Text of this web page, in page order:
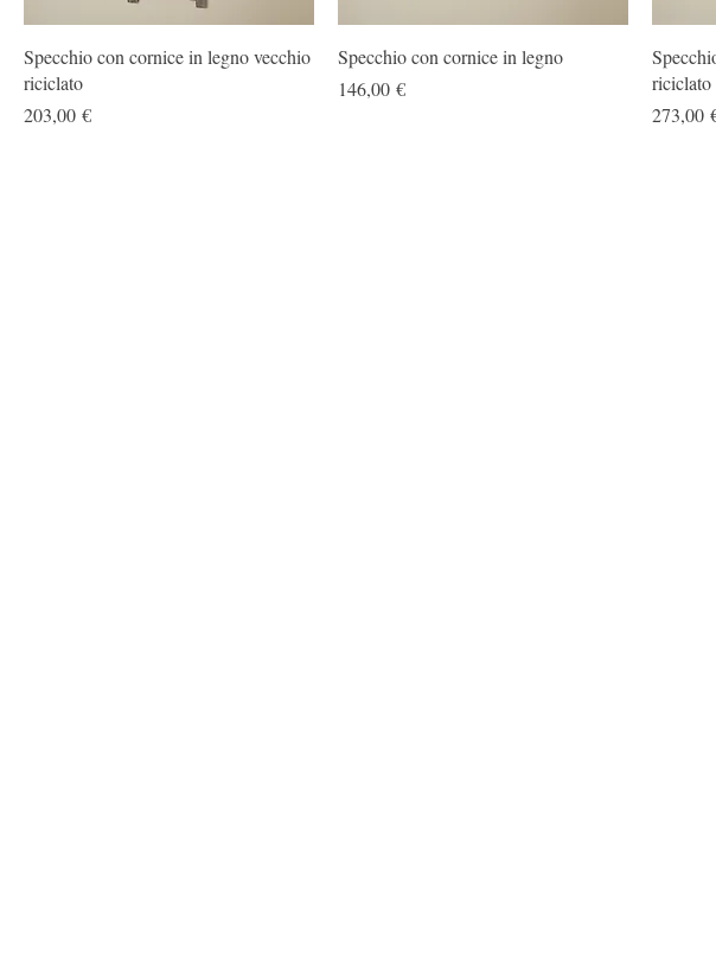
Specchio con cornice in legno vecchio
riciclato
Prezzo
203,00 €
Specchio con cornice in legno
Prezzo
146,00 €
riciclato
Prezzo
273,00